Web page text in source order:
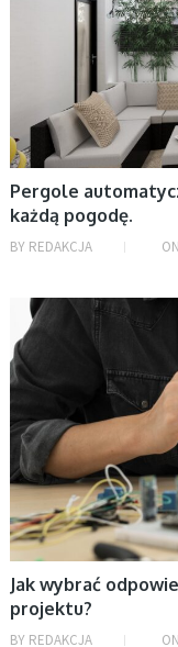
Firmy
Kuchnia
Motoryzacja
Nauka
Ogłoszenia
Rozrywka
Uncategorized
Uroda
Życie i styl
ARCHIWA
sierpień 2026
lipiec 2026
czerwiec
maj 2026
kwiecień 2026
marzec 2026
Pergole
każdą pogodę.
BY REDAKCJA ON
AKTUALNOŚCI
Jak wybrać
projektu?
BY REDAKCJA ON